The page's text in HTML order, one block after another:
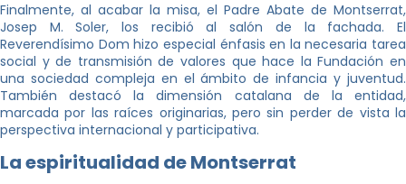
Finalmente, al acabar la misa, el Padre Abate de Montserrat,
Josep M. Soler, los recibió al salón de la fachada. El
Reverendísimo Dom hizo especial énfasis en la necesaria tarea
social y de transmisión de valores que hace la Fundación en
una sociedad compleja en el ámbito de infancia y juventud.
También destacó la dimensión catalana de la entidad,
marcada por las raíces originarias, pero sin perder de vista la
perspectiva internacional y participativa.
La espiritualidad de Montserrat